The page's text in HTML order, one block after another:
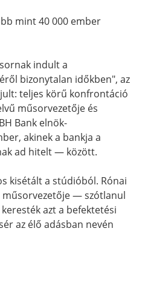
mint 40 000 ember
indult a
bizonytalan időkben", az
teljes körű konfrontáció
műsorvezetője és
Bank elnök-
akinek a bankja a
ad hitelt — között.
kisétált a stúdióból. Rónai
műsorvezetője — szótlanul
azt a befektetési
az élő adásban nevén